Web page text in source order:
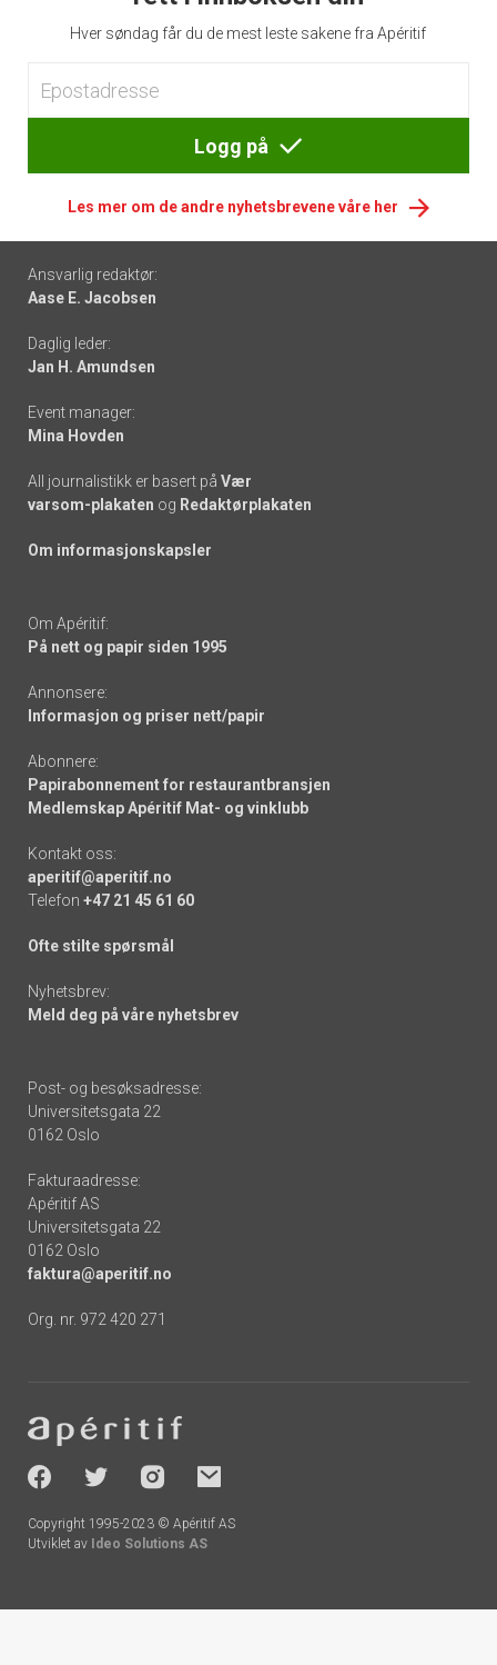
Hver søndag får du de mest leste sakene fra Apéritif
Logg på
Les mer om de andre nyhetsbrevene våre her
Footer
-
links
Ansvarlig redaktør:
Aase E. Jacobsen
Daglig leder:
Jan H. Amundsen
Event manager:
Mina Hovden
All journalistikk er basert på Vær
varsom-plakaten og Redaktørplakaten
Om informasjonskapsler
Om Apéritif:
På nett og papir siden 1995
Annonsere:
Informasjon og priser nett/papir
Abonnere:
Papirabonnement for restaurantbransjen
Medlemskap Apéritif Mat- og vinklubb
Kontakt oss:
aperitif@aperitif.no
Telefon +47 21 45 61 60
Ofte stilte spørsmål
Nyhetsbrev:
Meld deg på våre nyhetsbrev
Post- og besøksadresse:
Universitetsgata 22
0162 Oslo
Fakturaadresse:
Apéritif AS
Universitetsgata 22
0162 Oslo
faktura@aperitif.no
Org. nr. 972 420 271
-
socials
Copyright 1995-2023 © Apéritif AS
Utviklet av Ideo Solutions AS